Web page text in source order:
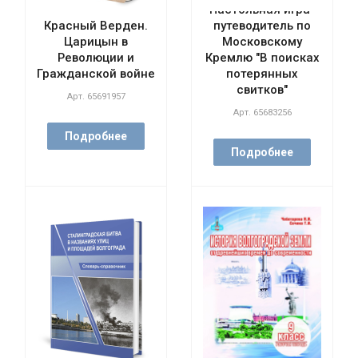
Красный Верден.
Царицын в
Революции и
Гражданской войне
Арт. 65691957
Подробнее
Настольная игра-
путеводитель по
Московскому
Кремлю "В поисках
потерянных
свитков"
Арт. 65683256
Подробнее